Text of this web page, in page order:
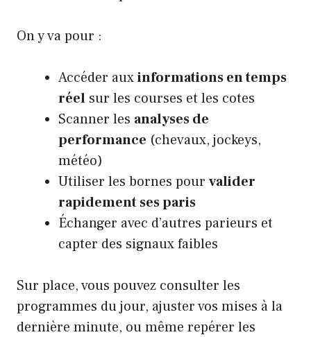
On y va pour :
Accéder auxinformations en temps
réel sur les courses et les cotes
Scanner les analyses de
performance (chevaux, jockeys,
météo)
Utiliser les bornes pour valider
rapidement ses paris
Échanger avec d’autres parieurs et
capter des signaux faibles
Sur place, vous pouvez consulter les
programmes du jour, ajuster vos mises à la
dernière minute, ou même repérer les